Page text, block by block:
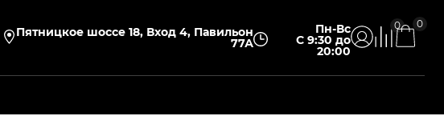
Пятницкое шоссе 18, Вход 4, Павильон
77А
Пн-Вс
С 9:30 до
20:00
0 0